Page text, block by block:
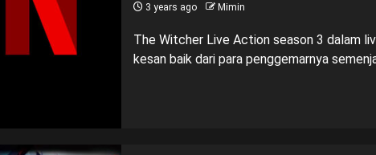
3 years ago Mimin
The Witcher Live Action season 3 dalam
kesan baik dari para penggemarnya